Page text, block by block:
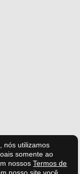
nós utilizamos
somente ao
nossosTermos de